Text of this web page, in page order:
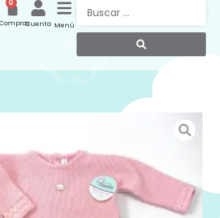
Menú
Cuenta
0
Compras